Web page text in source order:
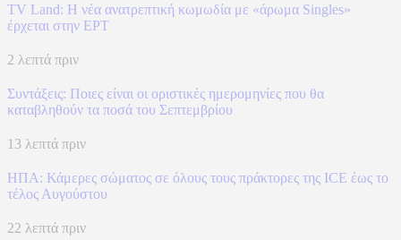
TV Land: Η νέα ανατρεπτική κωμωδία με «άρωμα Singles»
έρχεται στην ΕΡΤ
2 λεπτά πριν
Συντάξεις: Ποιες είναι οι οριστικές ημερομηνίες που θα
καταβληθούν τα ποσά του Σεπτεμβρίου
13 λεπτά πριν
ΗΠΑ: Κάμερες σώματος σε όλους τους πράκτορες της ICE έως το
τέλος Αυγούστου
22 λεπτά πριν